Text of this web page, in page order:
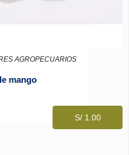
AGROPECUARIOS
mango
S/ 1.00